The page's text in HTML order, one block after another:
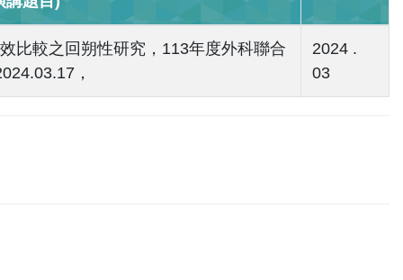
比較之回朔性研究，113年度外科聯合
，
2024 .
03